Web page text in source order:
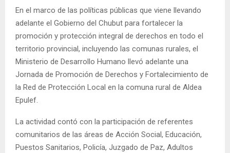
En el marco de las políticas públicas que viene llevando
adelante el Gobierno del Chubut para fortalecer la
promoción y protección integral de derechos en todo el
territorio provincial, incluyendo las comunas rurales, el
Ministerio de Desarrollo Humano llevó adelante una
Jornada de Promoción de Derechos y Fortalecimiento de
la Red de Protección Local en la comuna rural de Aldea
Epulef.
La actividad contó con la participación de referentes
comunitarios de las áreas de Acción Social, Educación,
Puestos Sanitarios, Policía, Juzgado de Paz, Adultos